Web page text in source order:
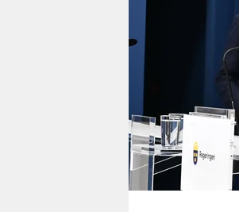
verlag
veranstaltungen
fragen & hilfe
unterstützen
abo